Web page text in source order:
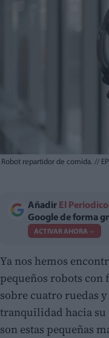
Robot repartidor de comida. //
Añadir El
Google de forma
ACTIVAR AHORA
Ya nos hemos
pequeños robots con
sobre cuatro ruedas
tranquilidad hacia su
son estas pequeñas